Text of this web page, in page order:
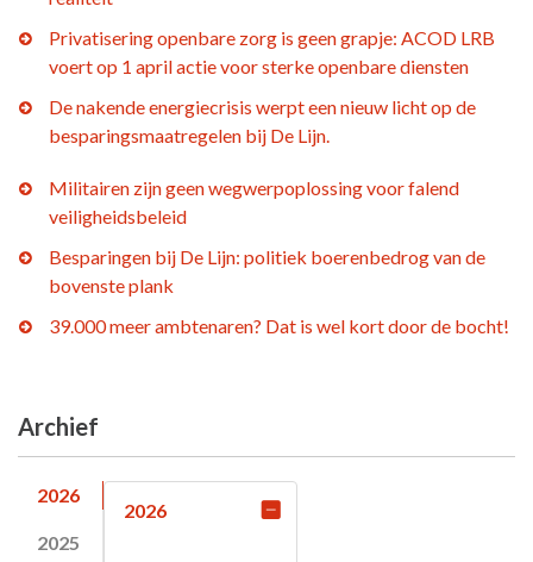
Privatisering openbare zorg is geen grapje: ACOD LRB
voert op 1 april actie voor sterke openbare diensten
De nakende energiecrisis werpt een nieuw licht op de
besparingsmaatregelen bij De Lijn.
Militairen zijn geen wegwerpoplossing voor falend
veiligheidsbeleid
Besparingen bij De Lijn: politiek boerenbedrog van de
bovenste plank
39.000 meer ambtenaren? Dat is wel kort door de bocht!
Archief
2026
2025
2026